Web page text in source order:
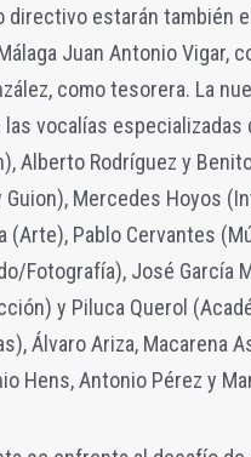
directivo estarán también
Juan Antonio Vigar,
como tesorera. La
vocalías especializadas
Alberto Rodríguez y
Guion), Mercedes Hoyos
(Arte), Pablo Cervantes
Fotografía), José García
y Piluca Querol
Álvaro Ariza, Macarena
Hens, Antonio Pérez y